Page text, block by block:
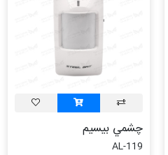
چشمي بيسيم
AL-119